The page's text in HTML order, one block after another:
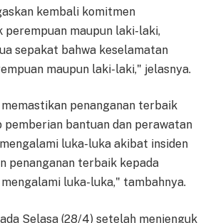
kembali komitmen
maupun laki-laki,
sepakat bahwa keselamatan
maupun laki-laki," jelasnya.
penanganan terbaik
pemberian bantuan dan perawatan
luka-luka akibat insiden
penanganan terbaik kepada
luka-luka," tambahnya.
Selasa (28/4) setelah menjenguk